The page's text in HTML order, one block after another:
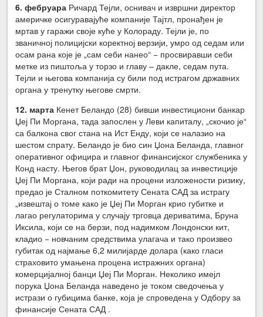
6. фебруара Ричард Тејли, оснивач и извршни директор
америчке осигуравајуће компаније Тајтл, пронађен је
мртав у гаражи своје куће у Колораду. Тејли је, по
званичној полицијски коректној верзији, умро од седам или
осам рана које је „сам себи нанео“ − просвиравши себи
метке из пиштоља у торзо и главу – дакле, седам пута.
Тејли и његова компанија су били под истрагом државних
органа у тренутку његове смрти.
12. марта Кенет Беландо (28) бивши инвестициони банкар
Џеј Пи Моргана, тада запослен у Леви капиталу, „скочио је“
са балкона свог стана на Ист Енду, који се налазио на
шестом спрату. Беландо је био син Џона Беланда, главног
оперативног официра и главног финансијског службеника у
Конд насту. Његов брат Џон, руководилац за инвестиције
Џеј Пи Моргана, који ради на процени изложености ризику,
предао је Сталном поткомитету Сената САД за истрагу
„извештај о томе како је Џеј Пи Морган крио губитке и
лагао регулаторима у случају трговца дериватима, Бруна
Иксила, који се на берзи, под надимком Лондонски кит,
кладио − новчаним средствима улагача и тако произвео
губитак од најмање 6,2 милијарде долара (како гласи
страховито умањена процена истражних органа)
комерцијалној банци Џеј Пи Морган. Неколико имејл
порука Џона Беланда наведено је током сведочења у
истрази о губицима банке, која је спроведена у Одбору за
финансије Сената САД .